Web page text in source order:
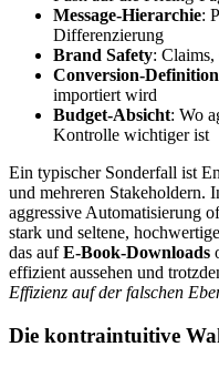
Message-Hierarchie:
Differenzierung
Brand Safety: Claims,
Conversion-
importiert wird
Budget-Absicht: Wo
Kontrolle wichtiger ist
Ein typischer Sonderfall ist
und mehreren Stakeholdern.
aggressive Automatisierung
stark und seltene,
das aufE-Book-Downloads
effizient aussehen und
Effizienz auf der falschen
Die kontraintuitive